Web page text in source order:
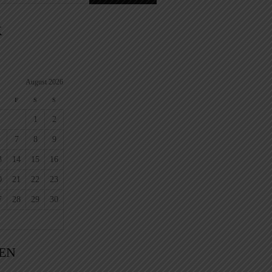
August 2026
F S S
1 2
7 8 9
14 15 16
21 22 23
28 29 30